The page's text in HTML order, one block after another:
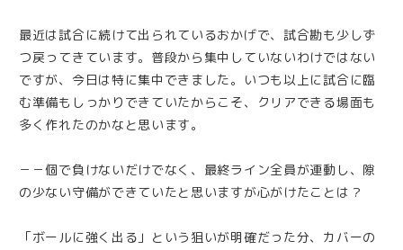
最近は試合に続けて出られているおかげで、試合勘も少しず
つ戻ってきています。普段から集中していないわけではない
ですが、今日は特に集中できました。いつも以上に試合に臨
む準備もしっかりできていたからこそ、クリアできる場面も
多く作れたのかなと思います。
－－個で負けないだけでなく、最終ライン全員が連動し、隙
の少ない守備ができていたと思いますが心がけたことは？
「ボールに強く出る」という狙いが明確だった分、カバーの